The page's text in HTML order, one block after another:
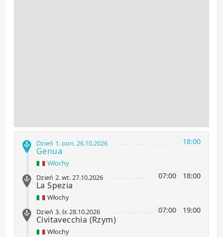
18:00
Dzień 1. pon.26.10.2026
Genua
Włochy
07:00 18:00
Dzień 2.wt.27.10.2026
La Spezia
Włochy
07:00 19:00
Dzień 3.śr.28.10.2026
Civitavecchia (Rzym)
Włochy